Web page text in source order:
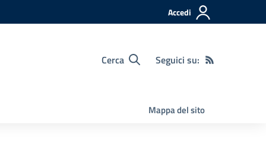
Accedi
Cerca Seguici su:
Mappa del sito